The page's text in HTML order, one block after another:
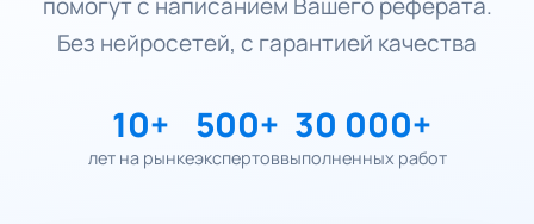
Без нейросетей, с гарантией качества
10+
лет на рынке
500+
экспертов
30 000+
выполненных работ